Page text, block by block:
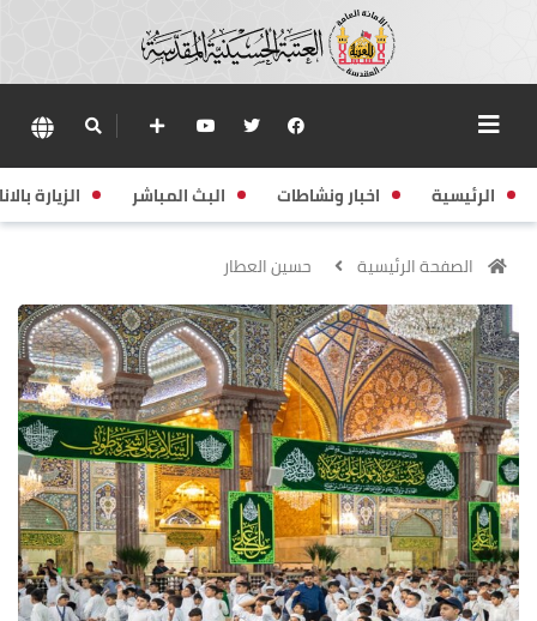
الرئيسية اخبار ونشاطات البث المباشر الزيارة
الصفحة الرئيسية حسين العطار